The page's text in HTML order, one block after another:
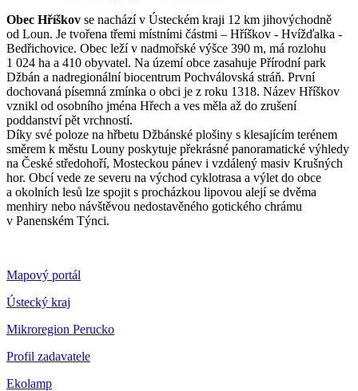
Obec Hříškov se nachází v Ústeckém kraji 12 km jihovýchodně
od Loun. Je tvořena třemi místními částmi – Hříškov - Hvížďalka -
Bedřichovice. Obec leží v nadmořské výšce 390 m, má rozlohu
1 024 ha a 410 obyvatel. Na území obce zasahuje Přírodní park
Džbán a nadregionální biocentrum Pochválovská stráň. První
dochovaná písemná zmínka o obci je z roku 1318. Název Hříškov
vznikl od osobního jména Hřech a ves měla až do zrušení
poddanství pět vrchností.
Díky své poloze na hřbetu Džbánské plošiny s klesajícím terénem
směrem k městu Louny poskytuje překrásné panoramatické výhledy
na České středohoří, Mosteckou pánev i vzdálený masiv Krušných
hor. Obcí vede ze severu na východ cyklotrasa a výlet do obce
a okolních lesů lze spojit s procházkou lipovou alejí se dvěma
menhiry nebo návštěvou nedostavěného gotického chrámu
v Panenském Týnci.
Mapový portál
Ústecký kraj
Mikroregion Perucko
Profil zadavatele
Ekolamp